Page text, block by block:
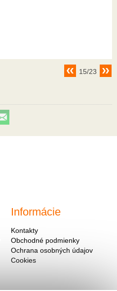
15/23
Informácie
Kontakty
Obchodné podmienky
Ochrana osobných údajov
Cookies